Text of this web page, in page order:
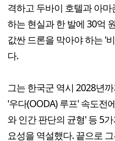
격하고 두바이 호텔과 아
하는 현실과 한 발에 30억
값싼 드론을 막아야 하는 '
다.
그는 한국군 역시 2028년
'우다(OODA) 루프' 속도전
와 인간 판단의 균형' 등 5
요성을 역설했다. 끝으로